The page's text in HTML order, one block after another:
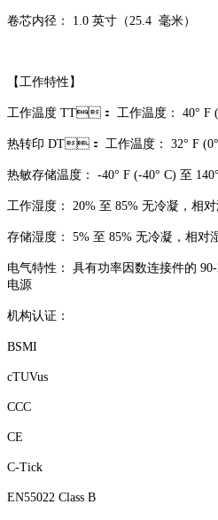
卷芯内径： 1.0 英寸（25.4 毫米）
【工作特性】
工作温度 TT： 工作温度： 40° F
热转印 DT： 工作温度： 32° F
热敏存储温度： -40° F (-40° C) 至
工作湿度： 20% 至 85% 无冷凝，相
存储湿度： 5% 至 85% 无冷凝，相对
电气特性： 具有功率因数连接件的
电源
机构认证：
BSMI
cTUVus
CCC
CE
C-Tick
EN55022 Class B